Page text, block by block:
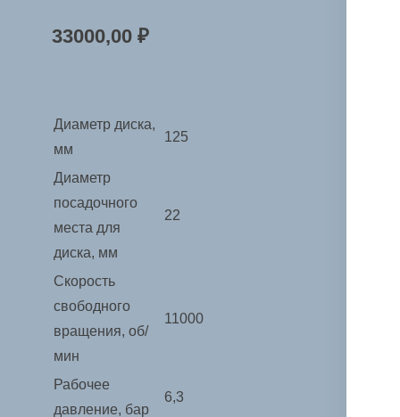
33000,00 ₽
Диаметр диска,
мм
125
Диаметр
посадочного
места для
диска, мм
22
Скорость
свободного
вращения, об/
мин
11000
Рабочее
давление, бар
6,3